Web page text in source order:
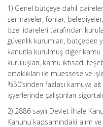
1) Genel bütçeye dahil
sermayeler, fonlar,
özel idareleri tarafından
güvenlik kurumları, bütçeden
kanunla kurulmuş diğer
kuruluşları, kamu iktisadi
ortaklıkları ile müessese ve
%50’sinden fazlası kamuya
işyerlerinde çalıştırılan
2) 2886 sayılı Devlet İhale
Kanunu kapsamındaki alım